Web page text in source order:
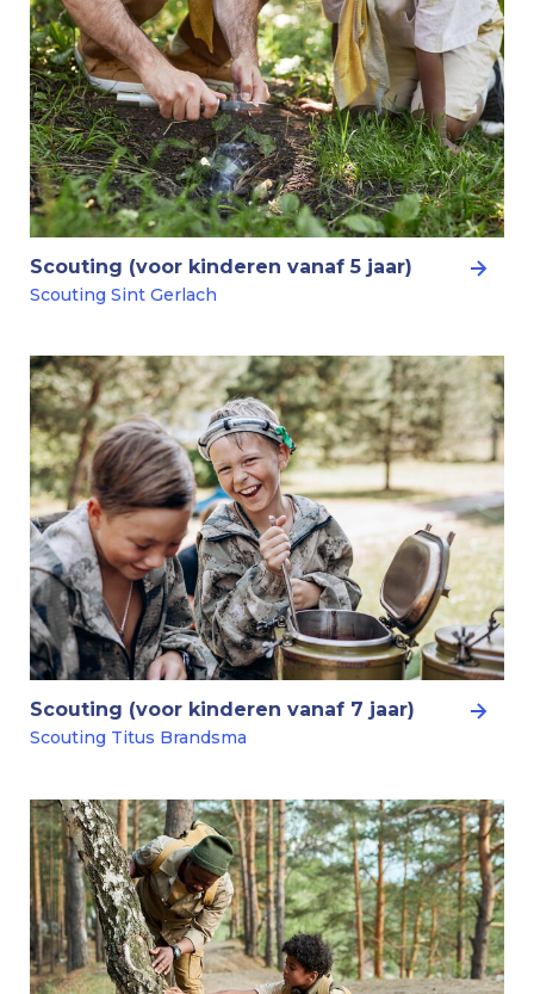
Scouting (voor kinderen vanaf 5 jaar)
Scouting Sint Gerlach
Scouting (voor kinderen vanaf 7 jaar)
Scouting Titus Brandsma